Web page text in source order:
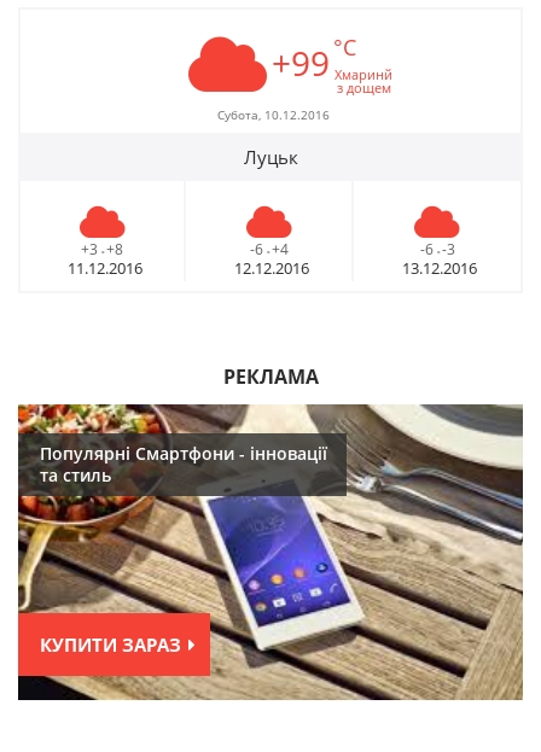
+99 °C
Хмаринй
з дощем
Субота, 10.12.2016
Луцьк
+3 - +8
11.12.2016
-6 - +4
12.12.2016
-6 - -3
13.12.2016
РЕКЛАМА
Популярні Смартфони - інновації
та стиль
КУПИТИ ЗАРАЗ